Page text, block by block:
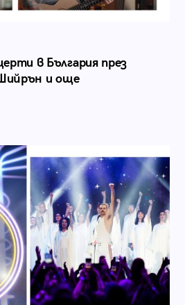
в България през
и още